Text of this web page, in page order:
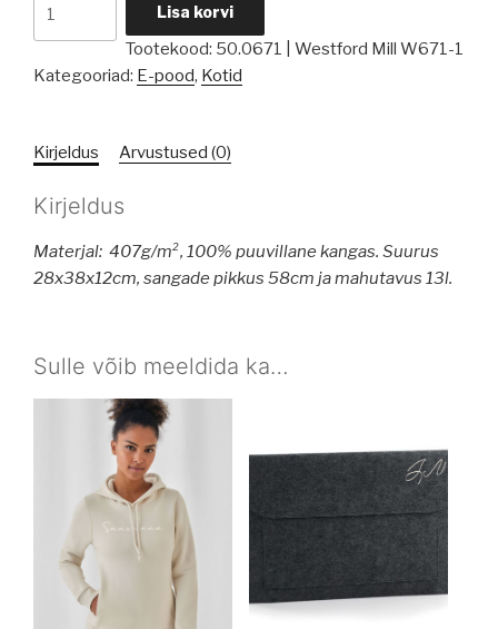
kogus
Lisa korvi
Tootekood: 50.0671 | Westford Mill W671-1
Kategooriad: E-pood, Kotid
Kirjeldus Arvustused (0)
Kirjeldus
Materjal: 407g/m², 100% puuvillane kangas. Suurus
28x38x12cm, sangade pikkus 58cm ja mahutavus 13l.
Sulle võib meeldida ka…